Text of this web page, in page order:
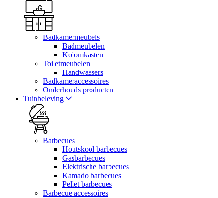
Badkamermeubels
Badmeubelen
Kolomkasten
Toiletmeubelen
Handwassers
Badkameraccessoires
Onderhouds producten
Tuinbeleving
Barbecues
Houtskool barbecues
Gasbarbecues
Elektrische barbecues
Kamado barbecues
Pellet barbecues
Barbecue accessoires